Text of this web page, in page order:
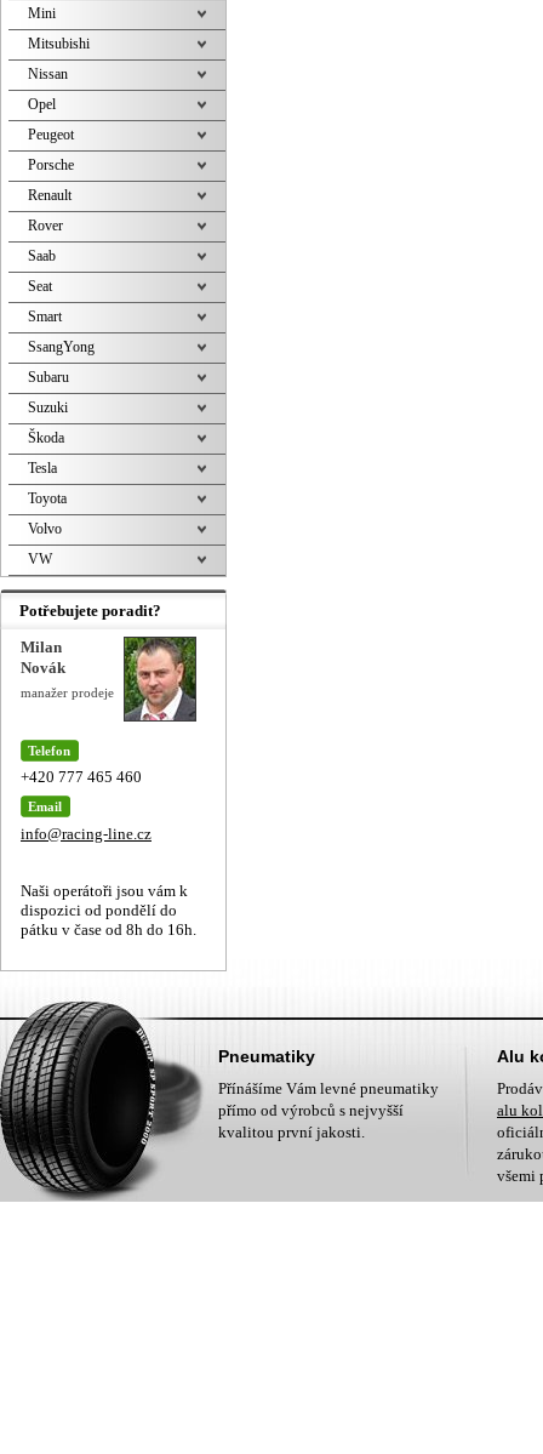
Mini
Mitsubishi
Nissan
Opel
Peugeot
Porsche
Renault
Rover
Saab
Seat
Smart
SsangYong
Subaru
Suzuki
Škoda
Tesla
Toyota
Volvo
VW
Potřebujete poradit?
Milan
Novák
manažer prodeje
Telefon
+420 777 465 460
Email
info@racing-line.cz
Naši operátoři jsou vám k
dispozici od pondělí do
pátku v čase od 8h do 16h.
Pneumatiky
Přínášíme Vám levné pneumatiky
přímo od výrobců s nejvyšší
kvalitou první jakosti.
Alu
alu
všemi